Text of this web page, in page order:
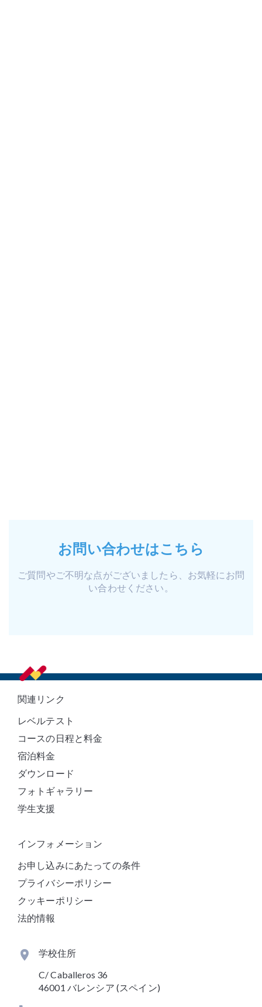
お問い合わせはこちら
ご質問やご不明な点がございましたら、お気軽にお問
い合わせください。
Footer関連リンク
レベルテスト
コースの日程と料金
宿泊料金
ダウンロード
フォトギャラリー
学生支援
インフォメーション
お申し込みにあたっての条件
プライバシーポリシー
クッキーポリシー
法的情報
学校住所
C/ Caballeros 36
46001 バレンシア (スペイン)